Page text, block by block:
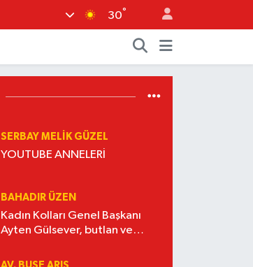
30°
SERBAY MELIK GÜZEL
YOUTUBE ANNELERİ
BAHADIR ÜZEN
Kadın Kolları Genel Başkanı
Ayten Gülsever, butlan ve